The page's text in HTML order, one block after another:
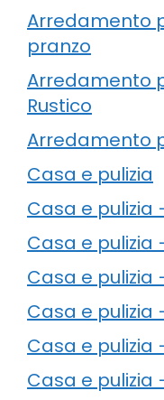
Arredamento
pranzo
Arredamento
Rustico
Arredamento
Casa e pulizia
Casa e pulizia
Casa e pulizia
Casa e pulizia
Casa e pulizia
Casa e pulizia
Casa e pulizia